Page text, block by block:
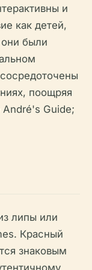
и
как детей,
они были
поощряя
André's Guide;
липы или
Красный
знаковым